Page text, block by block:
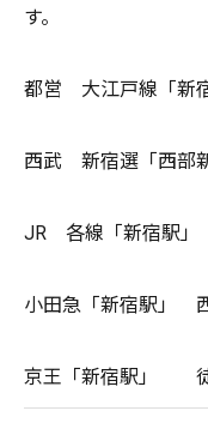
す。
都営 大江戸線「新
西武 新宿選「西部
JR 各線「新宿駅
小田急「新宿駅」
京王「新宿駅」